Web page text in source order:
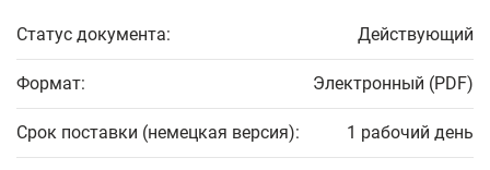
Статус документа: Действующий
Формат: Электронный (PDF)
Срок поставки (немецкая версия): 1 рабочий день